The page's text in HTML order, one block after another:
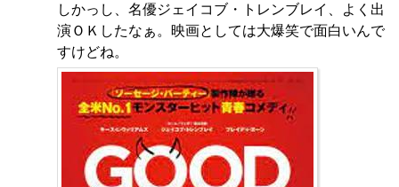
しかっし、名優ジェイコブ・トレンブレイ、よく出
演ＯＫしたなぁ。映画としては大爆笑で面白いんで
すけどね。